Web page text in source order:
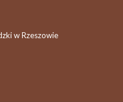
w Rzeszowie